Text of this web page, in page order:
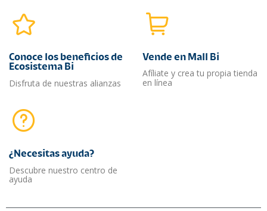
Conoce los beneficios de
Ecosistema Bi
Disfruta de nuestras alianzas
Vende en Mall Bi
Afíliate y crea tu propia tienda
en línea
¿Necesitas ayuda?​
Descubre nuestro centro de
ayuda